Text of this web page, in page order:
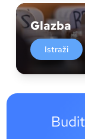
Glazba
Istraži